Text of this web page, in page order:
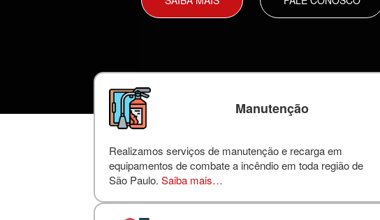
Manutenção
Realizamos serviços de manutenção e recarga em
equipamentos de combate a incêndio em toda região de
São Paulo.Saiba mais…